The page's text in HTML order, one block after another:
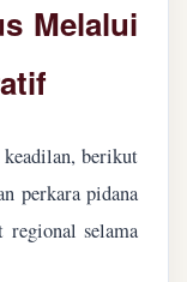
Melalui
keadilan, berikut
perkara pidana
selama